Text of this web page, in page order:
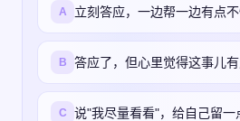
A 立刻答应，一边帮一边有点
B 答应了，但心里觉得这事儿
C 说"我尽量看看"，给自己留一